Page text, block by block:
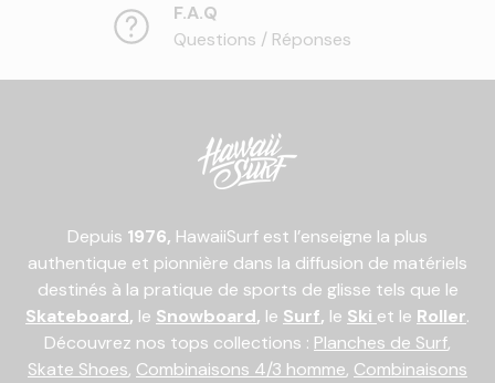
F.A.Q
Questions / Réponses
Depuis 1976, HawaiiSurf est l’enseigne la plus
authentique et pionnière dans la diffusion de matériels
destinés à la pratique de sports de glisse tels que le
Skateboard, le Snowboard, le Surf, le Ski et le Roller.
Découvrez nos tops collections : Planches de Surf,
Skate Shoes, Combinaisons 4/3 homme, Combinaisons